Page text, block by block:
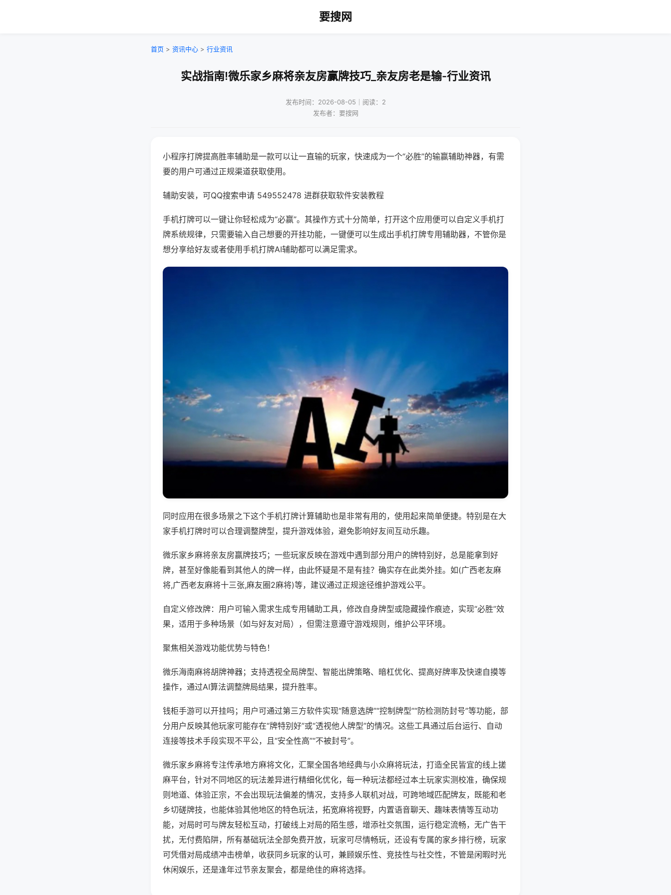
要搜网
首页 > 资讯中心 > 行业资讯
实战指南!微乐家乡麻将亲友房赢牌技巧_亲友房老是输-行业资讯
发布时间：2026-08-05｜阅读：2
发布者：要搜网
小程序打牌提高胜率辅助是一款可以让一直输的玩家，快速成为一个“必胜”的输赢辅助神器，有需
要的用户可通过正规渠道获取使用。
辅助安装，可QQ搜索申请 549552478 进群获取软件安装教程
手机打牌可以一键让你轻松成为“必赢”。其操作方式十分简单，打开这个应用便可以自定义手机打
牌系统规律，只需要输入自己想要的开挂功能，一键便可以生成出手机打牌专用辅助器，不管你是
想分享给好友或者使用手机打牌AI辅助都可以满足需求。
同时应用在很多场景之下这个手机打牌计算辅助也是非常有用的，使用起来简单便捷。特别是在大
家手机打牌时可以合理调整牌型，提升游戏体验，避免影响好友间互动乐趣。
微乐家乡麻将亲友房赢牌技巧；一些玩家反映在游戏中遇到部分用户的牌特别好，总是能拿到好
牌，甚至好像能看到其他人的牌一样，由此怀疑是不是有挂？确实存在此类外挂。如(广西老友麻
将,广西老友麻将十三张,麻友圈2麻将)等，建议通过正规途径维护游戏公平。
自定义修改牌：用户可输入需求生成专用辅助工具，修改自身牌型或隐藏操作痕迹，实现“必胜”效
果，适用于多种场景（如与好友对局），但需注意遵守游戏规则，维护公平环境。
聚焦相关游戏功能优势与特色！
微乐海南麻将胡牌神器；支持透视全局牌型、智能出牌策略、暗杠优化、提高好牌率及快速自摸等
操作，通过AI算法调整牌局结果，提升胜率。
钱柜手游可以开挂吗；用户可通过第三方软件实现“随意选牌”“控制牌型”“防检测防封号”等功能，部
分用户反映其他玩家可能存在“牌特别好”或“透视他人牌型”的情况。这些工具通过后台运行、自动
连接等技术手段实现不平公，且“安全性高”“不被封号”。
微乐家乡麻将专注传承地方麻将文化，汇聚全国各地经典与小众麻将玩法，打造全民皆宜的线上搓
麻平台，针对不同地区的玩法差异进行精细化优化，每一种玩法都经过本土玩家实测校准，确保规
则地道、体验正宗，不会出现玩法偏差的情况，支持多人联机对战，可跨地域匹配牌友，既能和老
乡切磋牌技，也能体验其他地区的特色玩法，拓宽麻将视野，内置语音聊天、趣味表情等互动功
能，对局时可与牌友轻松互动，打破线上对局的陌生感，增添社交氛围，运行稳定流畅，无广告干
扰，无付费陷阱，所有基础玩法全部免费开放，玩家可尽情畅玩，还设有专属的家乡排行榜，玩家
可凭借对局成绩冲击榜单，收获同乡玩家的认可，兼顾娱乐性、竞技性与社交性，不管是闲暇时光
休闲娱乐，还是逢年过节亲友聚会，都是绝佳的麻将选择。